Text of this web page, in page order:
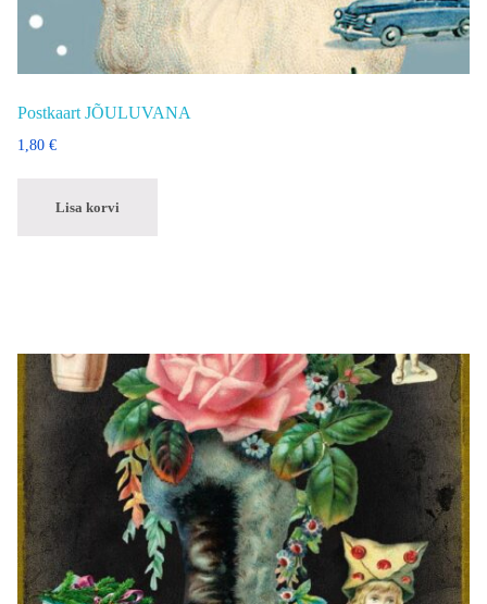
Postkaart JÕULUVANA
1,80 €
Lisa korvi